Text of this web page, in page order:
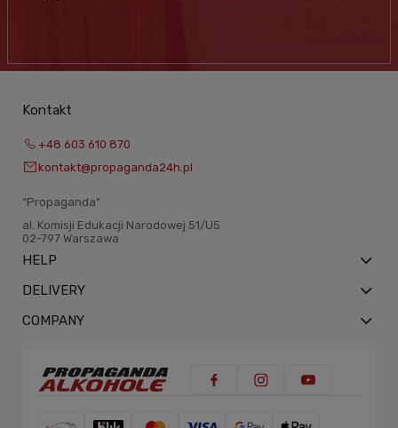
Kontakt
+48 603 610 870
kontakt@propaganda24h.pl
“Propaganda"
al. Komisji Edukacji Narodowej 51/U5
02-797 Warszawa
HELP
DELIVERY
COMPANY